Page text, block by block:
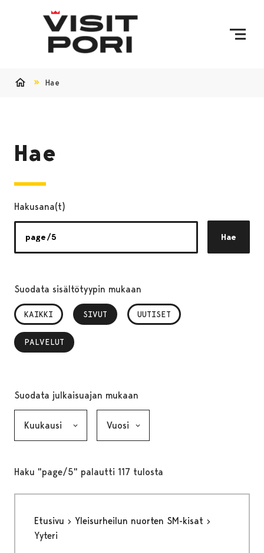
Hae
Hae
Hakusana(t)
Hae
Suodata sisältötyypin mukaan
KAIKKI SIVUT
, VALITTU UUTISET
PALVELUT
, VALITTU
Suodata julkaisuajan mukaan
Haku "page/5" palautti 117 tulosta
Etusivu
Yleisurheilun nuorten SM-kisat
Yyteri